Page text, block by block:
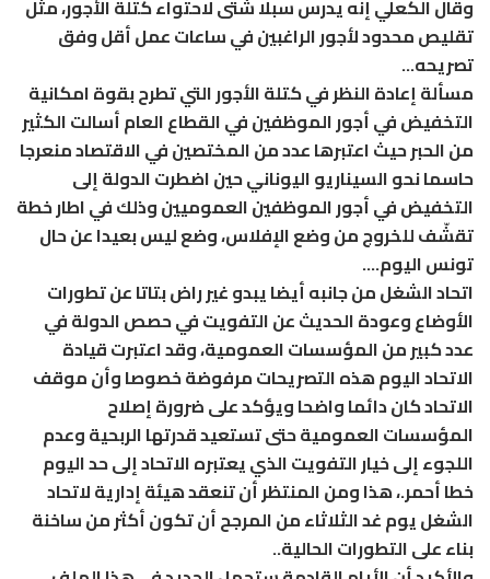
وقال الكعلي إنه يدرس سبلا شتى لاحتواء كتلة الأجور، مثل
تقليص محدود لأجور الراغبين في ساعات عمل أقل وفق
تصريحه…
مسألة إعادة النظر في كتلة الأجور التي تطرح بقوة امكانية
التخفيض في أجور الموظفين في القطاع العام أسالت الكثير
من الحبر حيث اعتبرها عدد من المختصين في الاقتصاد منعرجا
حاسما نحو السيناريو اليوناني حين اضطرت الدولة إلى
التخفيض في أجور الموظفين العموميين وذلك في اطار خطة
تقشّف للخروج من وضع الإفلاس، وضع ليس بعيدا عن حال
تونس اليوم….
اتحاد الشغل من جانبه أيضا يبدو غير راض بتاتا عن تطورات
الأوضاع وعودة الحديث عن التفويت في حصص الدولة في
عدد كبير من المؤسسات العمومية، وقد اعتبرت قيادة
الاتحاد اليوم هذه التصريحات مرفوضة خصوصا وأن موقف
الاتحاد كان دائما واضحا ويؤكد على ضرورة إصلاح
المؤسسات العمومية حتى تستعيد قدرتها الربحية وعدم
اللجوء إلى خيار التفويت الذي يعتبره الاتحاد إلى حد اليوم
خطا أحمر.، هذا ومن المنتظر أن تنعقد هيئة إدارية لاتحاد
الشغل يوم غد الثلاثاء من المرجح أن تكون أكثر من ساخنة
بناء على التطورات الحالية..